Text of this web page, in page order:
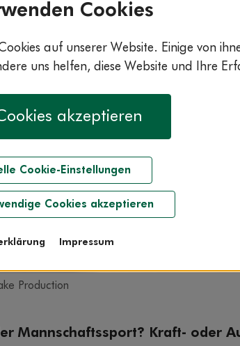
Production
Mannschaftssport? Kraft- oder
Cookies
auf unserer Website. Einige von
uns helfen, diese Website und Ihre
akzeptieren
Cookie-Einstellungen
Cookies akzeptieren
Impressum